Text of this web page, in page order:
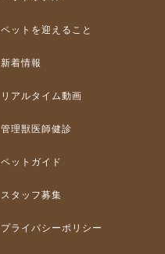
ペットを迎えること
新着情報
リアルタイム動画
管理獣医師健診
ペットガイド
スタッフ募集
プライバシーポリシー